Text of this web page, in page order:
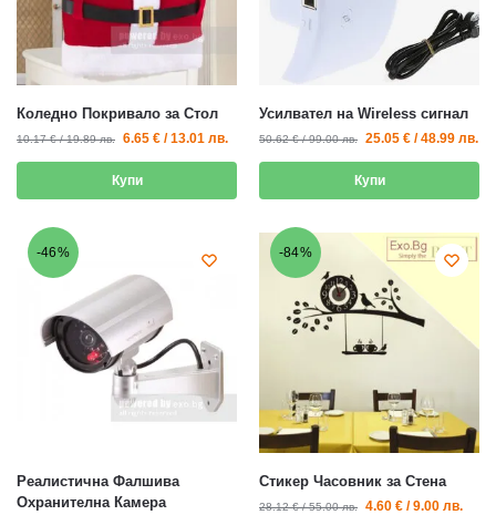
Коледно Покривало за Стол
10.17€ /19.89лв. 6.65 € /13.01 лв.
Купи
Усилвател на Wireless сигнал
50.62€ /99.00лв. 25.05 € /48.99 лв.
Купи
-46%
Реалистична Фалшива
Охранителна Камера
-84%
Стикер Часовник за Стена
28.12€ /55.00лв. 4.60 € /9.00 лв.